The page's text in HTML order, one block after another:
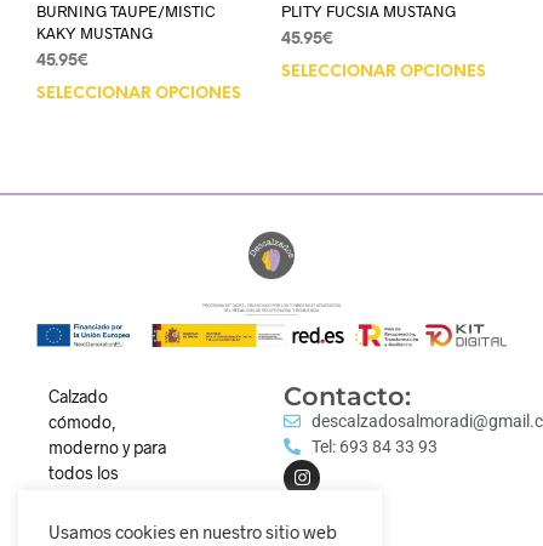
BURNING TAUPE/MISTIC
KAKY MUSTANG
45.95€
SELECCIONAR OPCIONES
PLITY FUCSIA MUSTANG
45.95€
SELECCIONAR OPCIONES
Calzado
cómodo,
moderno y para
todos los
Descubre
Contacto:
Tel: 693 84 33 93
Usamos cookies en nuestro sitio web